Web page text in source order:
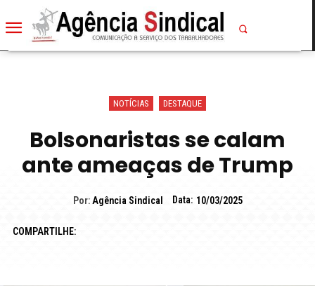
NOTÍCIAS DESTAQUE
Bolsonaristas se calam
ante ameaças de Trump
Por: Agência Sindical Data: 10/03/2025
COMPARTILHE: